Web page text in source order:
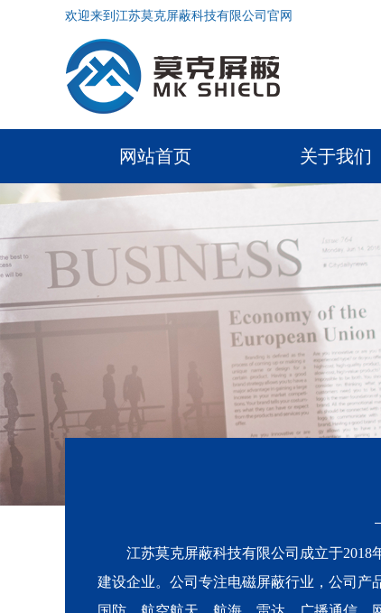
欢迎来到江苏莫克屏蔽科技有限公司官网
网站首页 关于我们
江苏莫克屏蔽科技有限公司成立于
建设企业。公司专注电磁屏蔽行业，公司产